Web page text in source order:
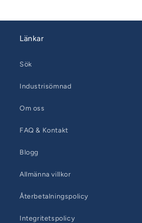
Länkar
Sök
Industrisömnad
Om oss
FAQ & Kontakt
Blogg
Allmänna villkor
Återbetalningspolicy
Integritetspolicy